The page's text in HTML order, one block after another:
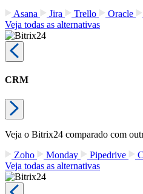
Asana
Jira Trello Oracle
Veja todas as alternativas
CRM
Veja o Bitrix24 comparado com
Zoho
Monday Pipedrive
Veja todas as alternativas